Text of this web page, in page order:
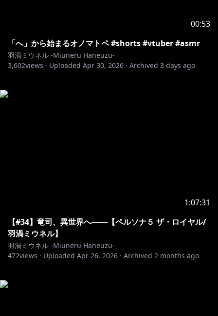
00:53
「へ」から始まるオノマトペ #shorts #vtuber #asmr
羽渦ミウネル -Miuneru Haneuzu-
3,602views · Uploaded Apr 30, 2026 · Archived 3 days ago
1:07:31
【#34】竜司、異世界へ───【ペルソナ５ ザ・ロイヤル/
羽渦ミウネル】
羽渦ミウネル -Miuneru Haneuzu-
472views · Uploaded Apr 26, 2026 · Archived 2 months ago